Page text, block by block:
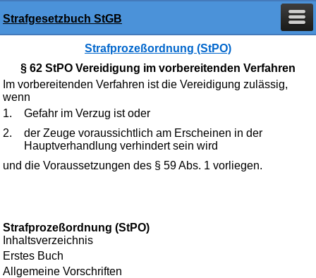
Strafgesetzbuch StGB
Strafprozeßordnung (StPO)
§ 62 StPO Vereidigung im vorbereitenden Verfahren
Im vorbereitenden Verfahren ist die Vereidigung zulässig,
wenn
1.
Gefahr im Verzug ist oder
2.
der Zeuge voraussichtlich am Erscheinen in der
Hauptverhandlung verhindert sein wird
und die Voraussetzungen des § 59 Abs. 1 vorliegen.
Strafprozeßordnung (StPO)
Inhaltsverzeichnis
Erstes Buch
Allgemeine Vorschriften